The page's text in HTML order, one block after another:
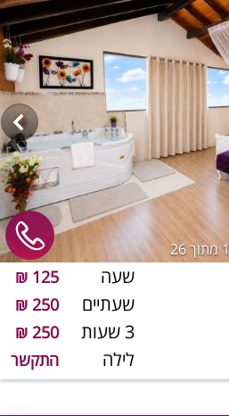
1מתוך 26
שעה 125 ₪
שעתיים 250 ₪
3 שעות 250 ₪
לילה התקשר